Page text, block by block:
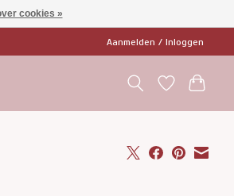
Aanmelden / Inloggen
cookies »